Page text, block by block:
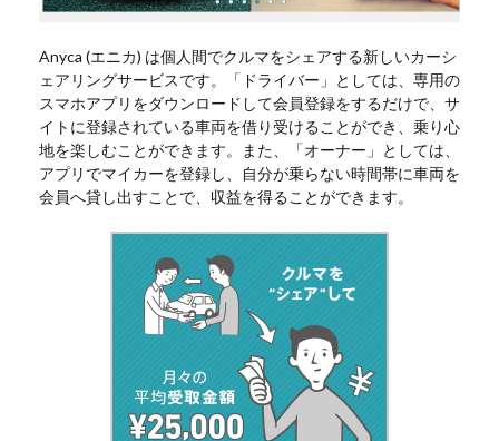
Anyca (エニカ) は個人間でクルマをシェアする新しいカーシ
ェアリングサービスです。「ドライバー」としては、専用の
スマホアプリをダウンロードして会員登録をするだけで、サ
イトに登録されている車両を借り受けることができ、乗り心
地を楽しむことができます。また、「オーナー」としては、
アプリでマイカーを登録し、自分が乗らない時間帯に車両を
会員へ貸し出すことで、収益を得ることができます。